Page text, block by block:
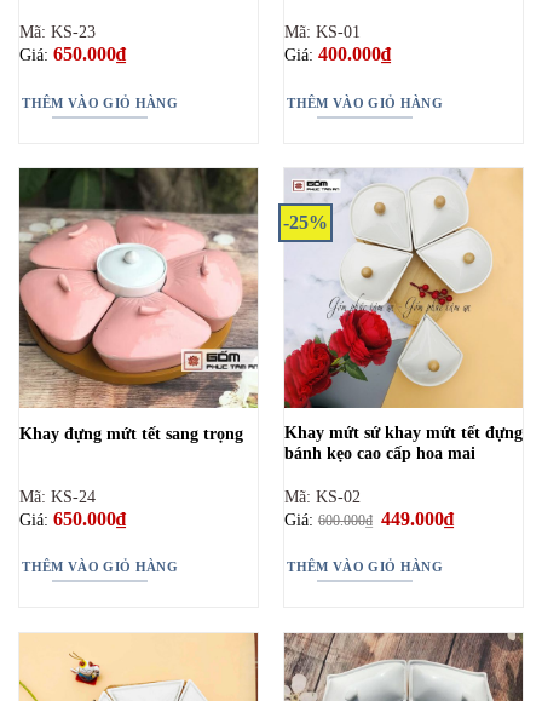
Mã: KS-23
Giá: 650.000₫
THÊM VÀO GIỎ HÀNG
Mã: KS-01
Giá: 400.000₫
THÊM VÀO GIỎ HÀNG
Khay đựng mứt tết sang trọng
Mã: KS-24
Giá: 650.000₫
THÊM VÀO GIỎ HÀNG
-25%
Khay mứt sứ khay mứt tết đựng
bánh kẹo cao cấp hoa mai
Mã: KS-02
Giá:600.000₫ Giá
600.000₫.
449.000₫Giá
hiện
THÊM VÀO GIỎ HÀNG